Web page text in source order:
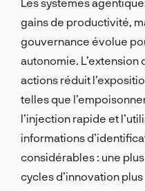
gains de productivité,
gouvernance évolue
autonomie. L’extension
actions réduit
telles que
l’injection rapide et
informations
considérables : une
cycles d’innovation